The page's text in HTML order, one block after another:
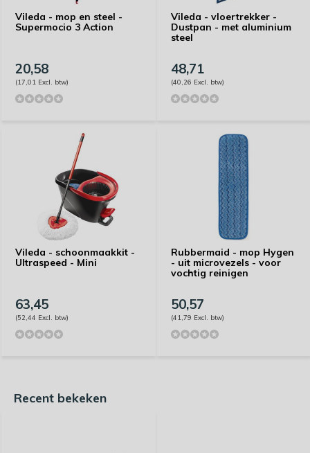
Vileda - mop en steel -
Supermocio 3 Action
20,58
(17,01 Excl. btw)
Vileda - vloertrekker -
Dustpan - met aluminium
steel
48,71
(40,26 Excl. btw)
Vileda - schoonmaakkit -
Ultraspeed - Mini
63,45
(52,44 Excl. btw)
Rubbermaid - mop Hygen
- uit microvezels - voor
vochtig reinigen
50,57
(41,79 Excl. btw)
Recent bekeken